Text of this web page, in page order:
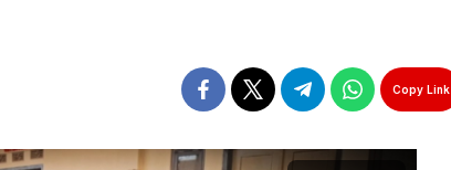
Copy Link